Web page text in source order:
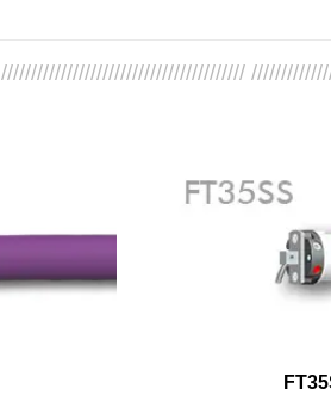
/////////////////////////////////////////